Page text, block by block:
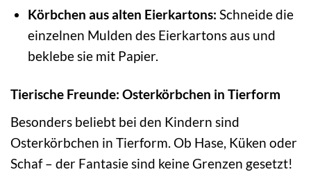
Körbchen aus alten Eierkartons: Schneide die
einzelnen Mulden des Eierkartons aus und
beklebe sie mit Papier.
Tierische Freunde: Osterkörbchen in Tierform
Besonders beliebt bei den Kindern sind
Osterkörbchen in Tierform. Ob Hase, Küken oder
Schaf – der Fantasie sind keine Grenzen gesetzt!